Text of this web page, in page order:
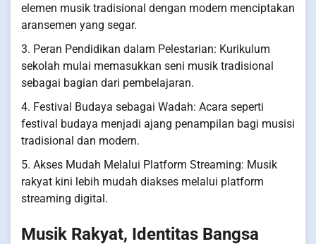
elemen musik tradisional dengan modern menciptakan
aransemen yang segar.
3. Peran Pendidikan dalam Pelestarian: Kurikulum
sekolah mulai memasukkan seni musik tradisional
sebagai bagian dari pembelajaran.
4. Festival Budaya sebagai Wadah: Acara seperti
festival budaya menjadi ajang penampilan bagi musisi
tradisional dan modern.
5. Akses Mudah Melalui Platform Streaming: Musik
rakyat kini lebih mudah diakses melalui platform
streaming digital.
Musik Rakyat, Identitas Bangsa